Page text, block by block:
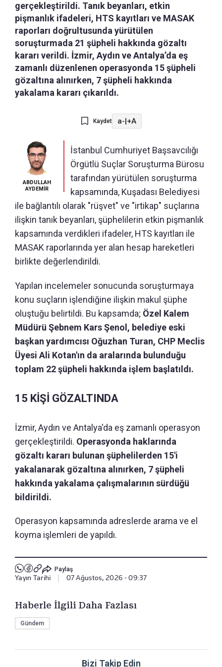
gerçekleştirildi. Tanık beyanları, etkin
pişmanlık ifadeleri, HTS kayıtları ve MASAK
raporları doğrultusunda yürütülen
soruşturmada 21 şüpheli hakkında gözaltı
kararı verildi. İzmir, Aydın ve Antalya’da eş
zamanlı düzenlenen operasyonda 15 şüpheli
gözaltına alınırken, 7 şüpheli hakkında
yakalama kararı çıkarıldı.
Kaydet a-|+A
ABDULLAH
AYDEMİR
İstanbul Cumhuriyet Başsavcılığı
Örgütlü Suçlar Soruşturma Bürosu
tarafından yürütülen soruşturma
kapsamında, Kuşadası Belediyesi
ile bağlantılı olarak "rüşvet" ve "irtikap" suçlarına
ilişkin tanık beyanları, şüphelilerin etkin pişmanlık
kapsamında verdikleri ifadeler, HTS kayıtları ile
MASAK raporlarında yer alan hesap hareketleri
birlikte değerlendirildi.
Yapılan incelemeler sonucunda soruşturmaya
konu suçların işlendiğine ilişkin makul şüphe
oluştuğu belirtildi. Bu kapsamda; Özel Kalem
Müdürü Şebnem Kars Şenol, belediye eski
başkan yardımcısı Oğuzhan Turan, CHP Meclis
Üyesi Ali Kotan'ın da aralarında bulunduğu
toplam 22 şüpheli hakkında işlem başlatıldı.
15 KİŞİ GÖZALTINDA
İzmir, Aydın ve Antalya'da eş zamanlı operasyon
gerçekleştirildi. Operasyonda haklarında
gözaltı kararı bulunan şüphelilerden 15'i
yakalanarak gözaltına alınırken, 7 şüpheli
hakkında yakalama çalışmalarının sürdüğü
bildirildi.
Operasyon kapsamında adreslerde arama ve el
koyma işlemleri de yapıldı.
Paylaş
Yayın Tarihi 07 Ağustos, 2026 - 09:37
Haberle İlgili Daha Fazlası
Gündem
Bizi Takip Edin